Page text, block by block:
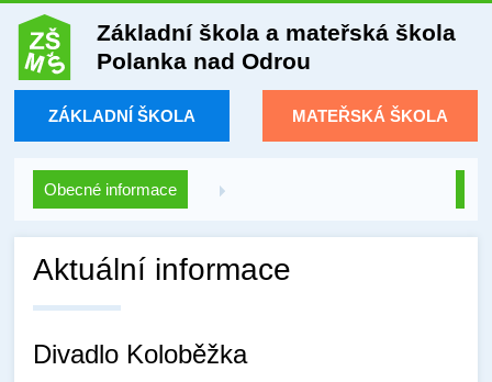
Základní škola a mateřská škola
Polanka nad Odrou
ZÁKLADNÍ ŠKOLA MATEŘSKÁ ŠKOLA
Obecné informace
Aktuální informace
Divadlo Koloběžka